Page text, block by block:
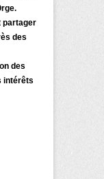
partager
des
des
intérêts